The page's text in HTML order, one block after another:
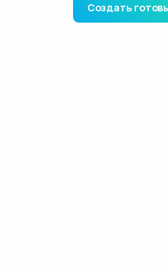
Создать